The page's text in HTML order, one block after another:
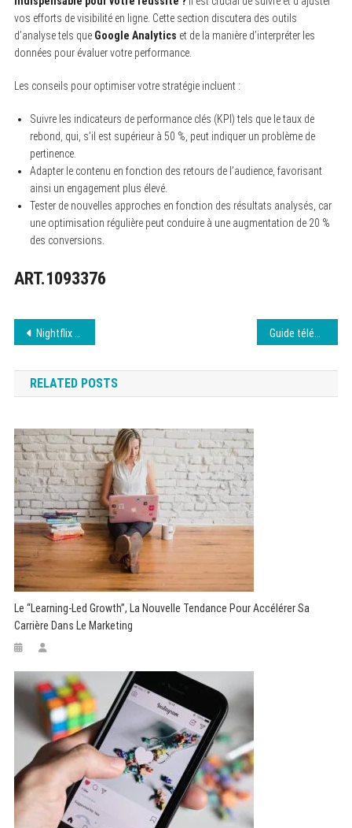
vos efforts de visibilité en ligne. Cette section discutera des outils
d’analyse tels que Google Analytics et de la manière d’interpréter les
données pour évaluer votre performance.
Les conseils pour optimiser votre stratégie incluent :
Suivre les indicateurs de performance clés (KPI) tels que le taux de
rebond, qui, s’il est supérieur à 50 %, peut indiquer un problème de
pertinence.
Adapter le contenu en fonction des retours de l’audience, favorisant
ainsi un engagement plus élevé.
Tester de nouvelles approches en fonction des résultats analysés, car
une optimisation régulière peut conduire à une augmentation de 20 %
des conversions.
ART.1093376
Navigation
de
l’article
Nightflix : L’adresse mise à jour 8 août 2026
RELATED POSTS
Le “learning-Led Growth”, La Nouvelle Tendance Pour Accélérer Sa
Carrière Dans Le Marketing